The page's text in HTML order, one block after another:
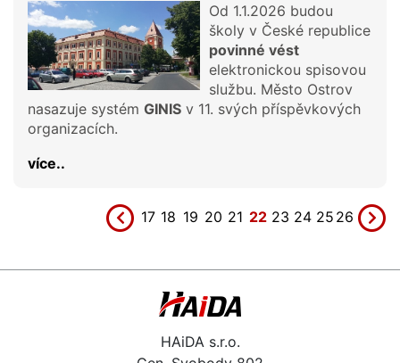
Od 1.1.2026 budou
školy v České republice
povinné vést
elektronickou spisovou
službu. Město Ostrov
nasazuje systém GINIS v 11. svých příspěvkových
organizacích.
více..
17 18 19 20 21 22 23 24 25 26
HAiDA s.r.o.